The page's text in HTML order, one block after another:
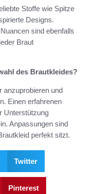
Stoffe wie Spitze
Designs.
sind ebenfalls
Braut
des Brautkleides?
anzuprobieren und
Einen erfahrenen
Unterstützung
Anpassungen sind
perfekt sitzt.
Twitter
Pinterest